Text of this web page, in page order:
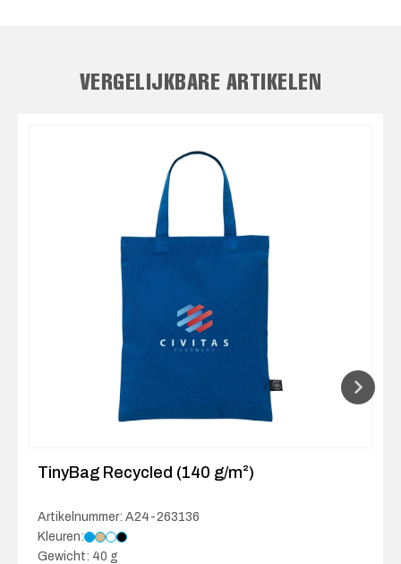
VERGELIJKBARE ARTIKELEN
TinyBag Recycled (140 g/m²)
Artikelnummer: A24-263136
Kleuren:
Gewicht: 40 g